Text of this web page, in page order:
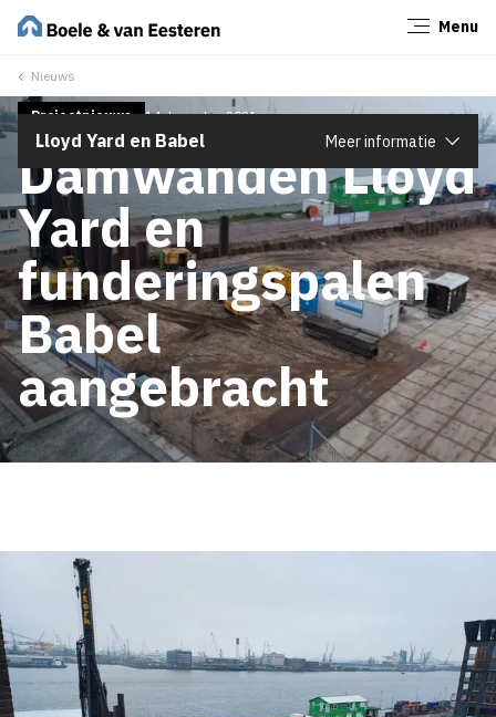
Menu
Nieuws
Lloyd Yard en Babel Meer informatie
Projectnieuws 14 december 2021
Damwanden Lloyd
Yard en
funderingspalen
Babel
aangebracht
Sluiten